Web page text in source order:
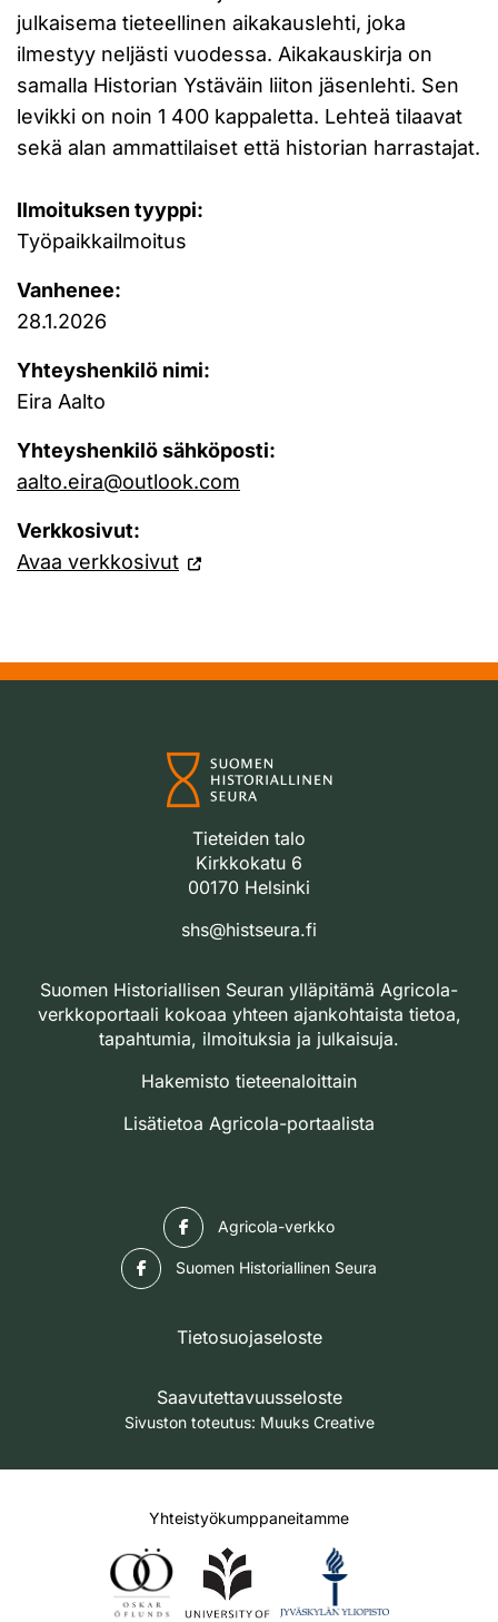
julkaisema tieteellinen aikakauslehti, joka
ilmestyy neljästi vuodessa. Aikakauskirja on
samalla Historian Ystäväin liiton jäsenlehti. Sen
levikki on noin 1 400 kappaletta. Lehteä tilaavat
sekä alan ammattilaiset että historian harrastajat.
Ilmoituksen tyyppi:
Työpaikkailmoitus
Vanhenee:
28.1.2026
Yhteyshenkilö nimi:
Eira Aalto
Yhteyshenkilö sähköposti:
aalto.eira@outlook.com
Verkkosivut:
Avaa verkkosivut
Tieteiden talo
Kirkkokatu 6
00170 Helsinki
shs@histseura.fi
Suomen Historiallisen Seuran ylläpitämä Agricola-
verkkoportaali kokoaa yhteen ajankohtaista tietoa,
tapahtumia, ilmoituksia ja julkaisuja.
Hakemisto tieteenaloittain
Lisätietoa Agricola-portaalista
Agricola-verkko
Suomen Historiallinen Seura
Tietosuojaseloste
Saavutettavuusseloste
Sivuston toteutus: Muuks Creative
Yhteistyökumppaneitamme